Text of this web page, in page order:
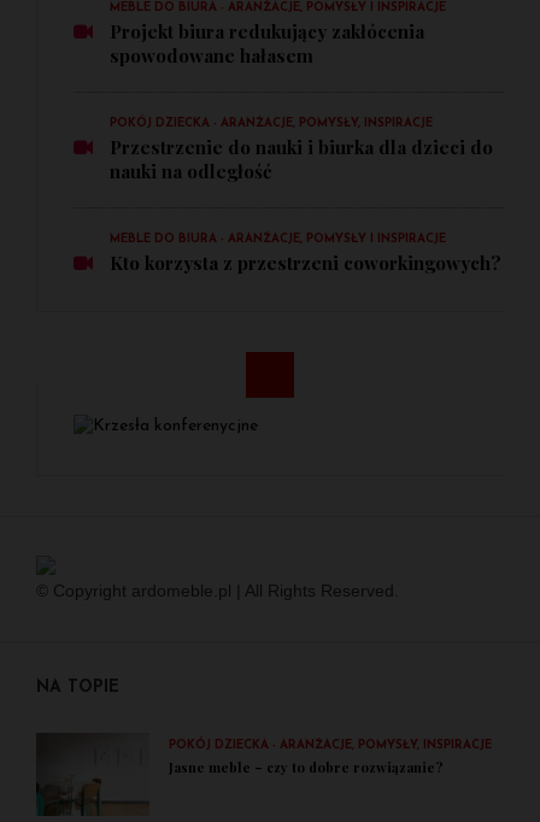
MEBLE DO BIURA - ARANŻACJE, POMYSŁY I INSPIRACJE
Projekt biura redukujący zakłócenia
spowodowane hałasem
POKÓJ DZIECKA - ARANŻACJE, POMYSŁY, INSPIRACJE
Przestrzenie do nauki i biurka dla dzieci do
nauki na odległość
MEBLE DO BIURA - ARANŻACJE, POMYSŁY I INSPIRACJE
Kto korzysta z przestrzeni coworkingowych?
© Copyright ardomeble.pl | All Rights Reserved.
NA TOPIE
POKÓJ DZIECKA - ARANŻACJE, POMYSŁY, INSPIRACJE
Jasne meble – czy to dobre rozwiązanie?